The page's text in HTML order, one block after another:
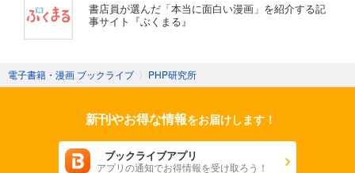
書店員が選んだ「本当に面白い漫画」を紹介する記
事サイト『ぶくまる』
電子書籍・漫画 ブックライブ 〉 PHP研究所
新刊やお得な情報をお届けします！
ブックライブアプリ
アプリの通知でお得情報を受け取ろう！